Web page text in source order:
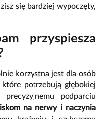
się bardziej wypoczęty,
przyspiesza
korzystna jest dla osób
potrzebują głębokiej
precyzyjnemu podparciu
na nerwy i naczynia